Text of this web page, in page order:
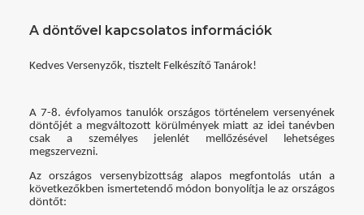
A döntővel kapcsolatos információk
Kedves Versenyzők, tisztelt Felkészítő Tanárok!
A 7-8. évfolyamos tanulók országos történelem versenyének
döntőjét a megváltozott körülmények miatt az idei tanévben
csak a személyes jelenlét mellőzésével lehetséges
megszervezni.
Az országos versenybizottság alapos megfontolás után a
következőkben ismertetendő módon bonyolítja le az országos
döntőt: